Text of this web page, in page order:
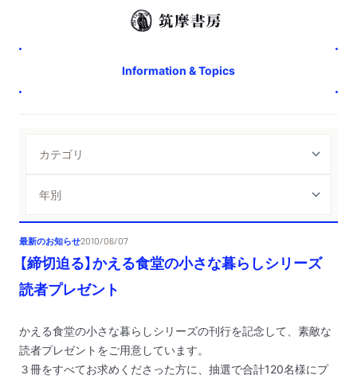
Information & Topics
最新のお知らせ2010/06/07
【締切迫る】かえる食堂の小さな暮らしシリーズ
読者プレゼント
かえる食堂の小さな暮らしシリーズの刊行を記念して、素敵な
読者プレゼントをご用意しています。
３冊をすべてお求めくださった方に、抽選で合計120名様にプ